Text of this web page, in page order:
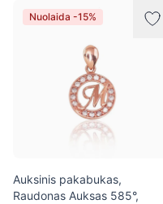
Nuolaida -15%
Auksinis pakabukas,
Raudonas Auksas 585°,